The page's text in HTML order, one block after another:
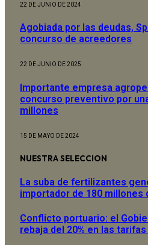
22 DE JUNIO DE 2024
Agobiada por las deudas,
concurso de acreedores
22 DE JUNIO DE 2025
Importante empresa
concurso preventivo por
millones
15 DE MAYO DE 2024
NUESTRA SELECCION
La suba de fertilizantes
importador de 180 millones
Conflicto portuario: el
rebaja del 20% en las